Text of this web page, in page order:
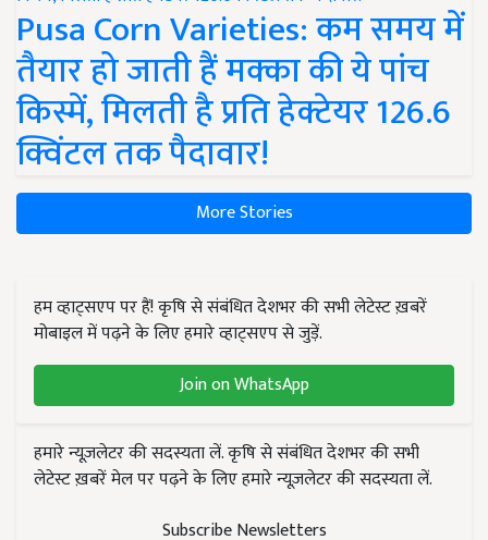
Pusa Corn Varieties: कम समय में
तैयार हो जाती हैं मक्का की ये पांच
किस्में, मिलती है प्रति हेक्टेयर 126.6
क्विंटल तक पैदावार!
More Stories
हम व्हाट्सएप पर हैं! कृषि से संबंधित देशभर की सभी लेटेस्ट ख़बरें
मोबाइल में पढ़ने के लिए हमारे व्हाट्सएप से जुड़ें.
Join on WhatsApp
हमारे न्यूज़लेटर की सदस्यता लें. कृषि से संबंधित देशभर की सभी
लेटेस्ट ख़बरें मेल पर पढ़ने के लिए हमारे न्यूज़लेटर की सदस्यता लें.
Subscribe Newsletters